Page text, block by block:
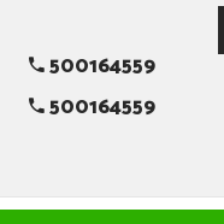
500164559
500164559